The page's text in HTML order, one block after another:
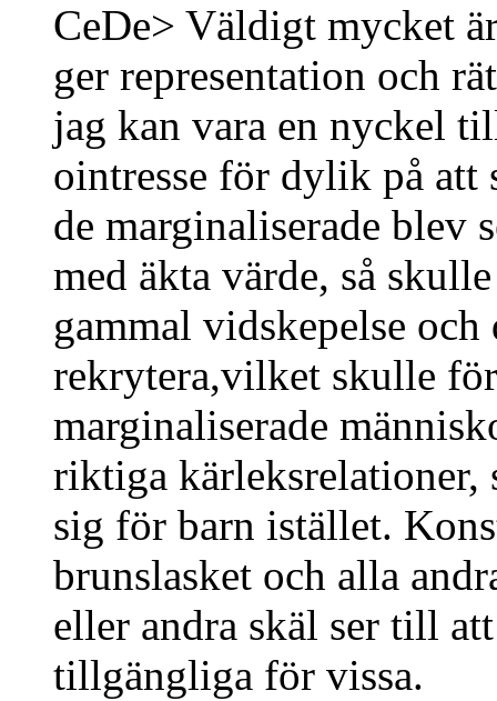
CeDe> Väldigt mycket
ger representation och
jag kan vara en nyckel
ointresse för dylik på
de marginaliserade blev
med äkta värde, så
gammal vidskepelse
rekrytera,vilket skulle
marginaliserade
riktiga kärleksrelationer,
sig för barn istället.
brunslasket och alla
eller andra skäl ser till
tillgängliga för vissa.